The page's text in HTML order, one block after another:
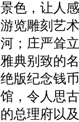
景色，让人
游览雕刻艺
河；庄严耸
雅典别致的
绝版纪念钱
馆，令人思
的总理府以